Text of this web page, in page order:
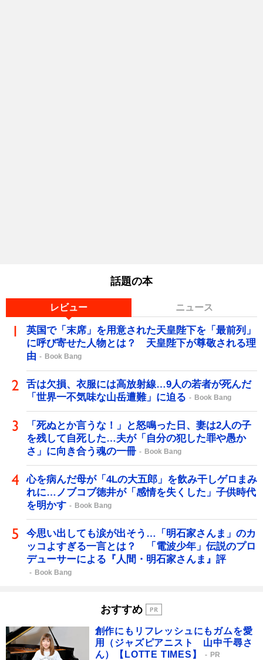
話題の本
レビュー ニュース
英国で「末席」を用意された天皇陛下を「最前列」
に呼び寄せた人物とは？ 天皇陛下が尊敬される理
由
Book Bang
舌は欠損、衣服には高放射線…9人の若者が死んだ
「世界一不気味な山岳遭難」に迫る
Book Bang
「死ぬとか言うな！」と怒鳴った日、妻は2人の子
を残して自死した…夫が「自分の犯した罪や愚か
さ」に向き合う魂の一冊
Book Bang
心を病んだ母が「4Lの大五郎」を飲み干しゲロまみ
れに…ノブコブ徳井が「感情を失くした」子供時代
を明かす
Book Bang
今思い出しても涙が出そう…「明石家さんま」のカ
ッコよすぎる一言とは？ 「電波少年」伝説のプロ
デューサーによる『人間・明石家さんま』評
Book Bang
おすすめ
創作にもリフレッシュにもガムを愛
用（ジャズピアニスト 山中千尋さ
ん）【LOTTE TIMES】
PR